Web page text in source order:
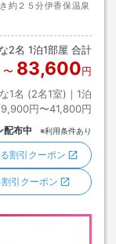
約２５分伊香保温泉
2名 1泊1部屋 合計
〜 83,600円
1名 (2名1室)｜ 1泊
9,900円〜41,800円
配布中 ※利用条件あり
割引クーポン
引クーポン